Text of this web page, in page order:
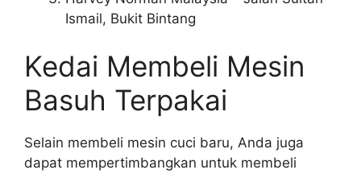
Ismail, Bukit Bintang
Kedai Membeli Mesin
Basuh Terpakai
Selain membeli mesin cuci baru, Anda juga
dapat mempertimbangkan untuk membeli